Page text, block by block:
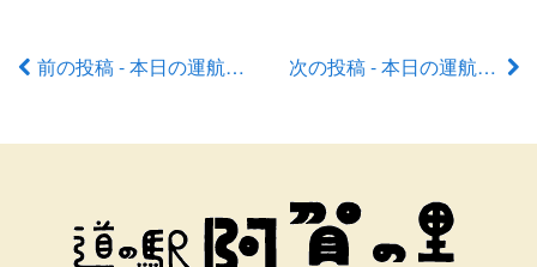
前前の投稿 - 本日の運航状況 次の投稿 - 本日の運航状況